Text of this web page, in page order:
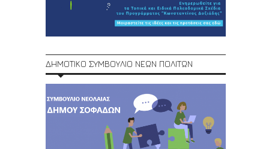
ΔΗΜΟΤΙΚΟ ΣΥΜΒΟΥΛΙΟ ΝΕΩΝ ΠΟΛΙΤΩΝ